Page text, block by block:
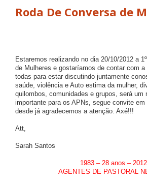
Roda De Conversa de
Estaremos realizando no dia 20/10/2012 a
de Mulheres e gostaríamos de contar com
todas para estar discutindo juntamente
saúde, violência e Auto estima da mulher,
quilombos, comunidades e grupos, será um
importante para os APNs, segue convite em
desde já agradecemos a atenção. Axé!!!
Att,
Sarah Santos
1983 – 28 anos – 2012
AGENTES DE PASTORAL